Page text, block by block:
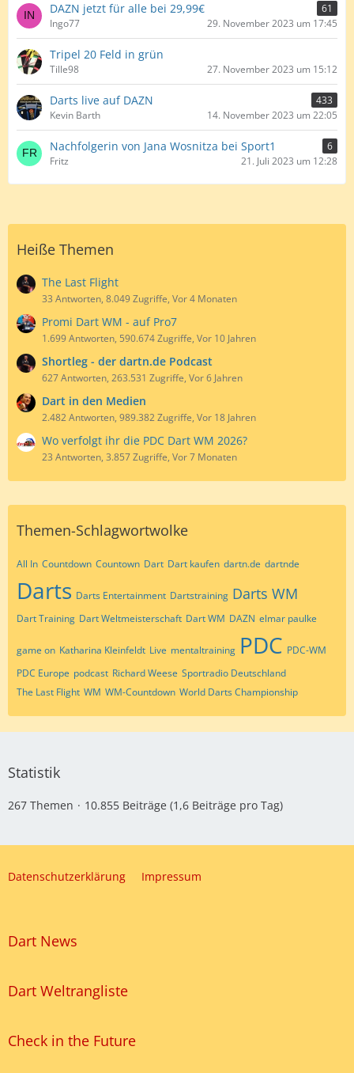
DAZN jetzt für alle bei 29,99€
61
Ingo77
29. November 2023 um 17:45
Tripel 20 Feld in grün
Tille98 27. November 2023 um 15:12
Darts live auf DAZN
433
Kevin Barth
14. November 2023 um 22:05
Nachfolgerin von Jana Wosnitza bei Sport1
6
Fritz
21. Juli 2023 um 12:28
Heiße Themen
The Last Flight
33 Antworten, 8.049 Zugriffe, Vor 4 Monaten
Promi Dart WM - auf Pro7
1.699 Antworten, 590.674 Zugriffe, Vor 10 Jahren
Shortleg - der dartn.de Podcast
627 Antworten, 263.531 Zugriffe, Vor 6 Jahren
Dart in den Medien
2.482 Antworten, 989.382 Zugriffe, Vor 18 Jahren
Wo verfolgt ihr die PDC Dart WM 2026?
23 Antworten, 3.857 Zugriffe, Vor 7 Monaten
Themen-Schlagwortwolke
All In Countdown Countown Dart Dart kaufen dartn.de dartnde
Darts Darts Entertainment Dartstraining Darts WM
Dart Training Dart Weltmeisterschaft Dart WM DAZN elmar paulke
game on Katharina Kleinfeldt Live mentaltraining PDC PDC-WM
PDC Europe podcast Richard Weese Sportradio Deutschland
The Last Flight WM WM-Countdown World Darts Championship
Statistik
267 Themen 10.855 Beiträge (1,6 Beiträge pro Tag)
Datenschutzerklärung Impressum
Dart News
Dart Weltrangliste
Check in the Future